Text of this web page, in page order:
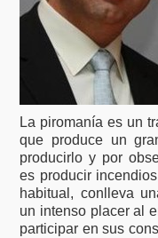
La piromanía es un
que produce un
producirlo y por
es producir
habitual, conlleva
un intenso placer al
participar en sus